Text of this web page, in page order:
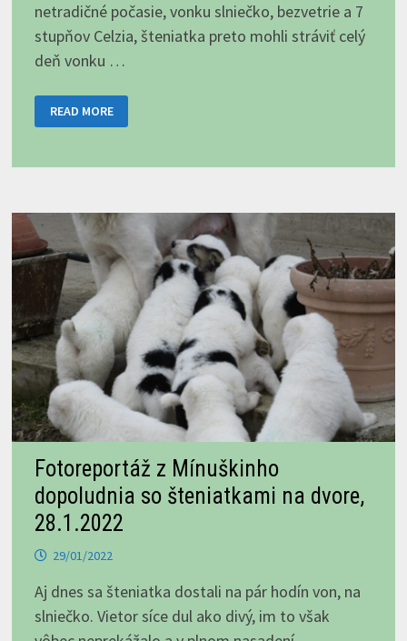
netradičné počasie, vonku slniečko, bezvetrie a 7
stupňov Celzia, šteniatka preto mohli stráviť celý
deň vonku …
Z
VRHU
ICH
–
1.2.2022
READ MORE
Fotoreportáž z Mínuškinho
dopoludnia so šteniatkami na dvore,
28.1.2022
29/01/2022
Aj dnes sa šteniatka dostali na pár hodín von, na
slniečko. Vietor síce dul ako divý, im to však